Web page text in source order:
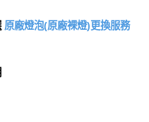
原廠燈泡(原廠裸燈)更換服務